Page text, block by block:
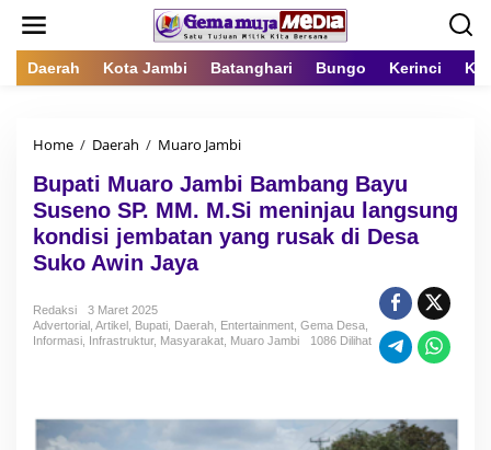
Daerah Kota Jambi Batanghari Bungo Kerinci
Home / Daerah / Muaro Jambi
p
a
t
i
r
o
b
i
Bupati Muaro Jambi Bambang Bayu
Suseno SP. MM. M.Si meninjau langsung
kondisi jembatan yang rusak di Desa
Suko Awin Jaya
Redaksi
3 Maret 2025
Advertorial Artikel Bupati Daerah Entertainment Gema Desa
Informasi Infrastruktur, Masyarakat Muaro Jambi 1086 Dilihat